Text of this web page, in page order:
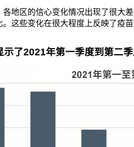
各地区的信心变化情况出现了很大
。这些变化在很大程度上反映了疫
示了2021年第一季度到第二